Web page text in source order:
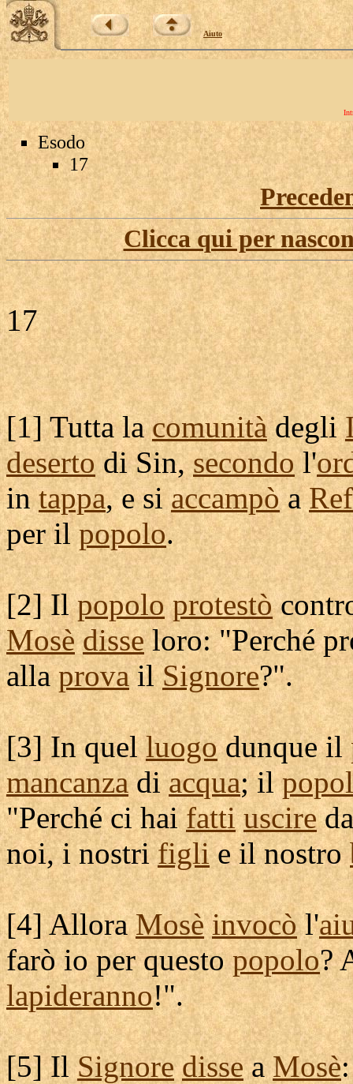
Aiuto
Esodo
17
Clicca qui per
17
[1] Tutta lacomunitàdegli
desertodi Sin,secondol'
intappa, e siaccampòa
per ilpopolo.
[2] Ilpopolo protestò
Mosè disseloro: "Perché
allaprovailSignore?".
[3] In quelluogodunque il
mancanzadiacqua; il
"Perché ci haifatti uscire
noi, i nostrifiglie il nostro
[4] AlloraMosè invocòl'
farò io per questopopolo?
lapideranno!".
[5] IlSignore disseaMosè